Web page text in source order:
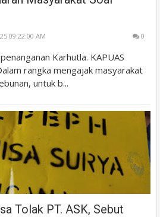
09:22:00 AM 0
Karhutla. KAPUAS
rangka mengajak masyarakat
untuk b...
Tolak PT. ASK, Sebut